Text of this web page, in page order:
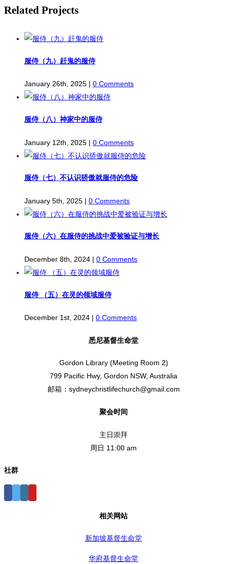
Related Projects
服侍（九）赶鬼的服侍
January 26th, 2025 | 0 Comments
服侍（八）神家中的服侍
January 12th, 2025 | 0 Comments
服侍（七）不认识骄傲就服侍的危险
January 5th, 2025 | 0 Comments
服侍（六）在服侍的挑战中爱被验证与增长
December 8th, 2024 | 0 Comments
服侍 （五）在灵的领域服侍
December 1st, 2024 | 0 Comments
悉尼基督生命堂
Gordon Library (Meeting Room 2)
799 Pacific Hwy, Gordon NSW, Australia
邮箱：sydneychristlifechurch@gmail.com
聚会时间
主日崇拜
周日 11:00 am
社群
相关网站
新加坡基督生命堂
华府基督生命堂